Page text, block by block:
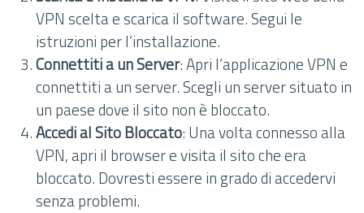
VPN scelta e scarica il software. Segui le
istruzioni per l’installazione.
Connettiti a un Server: Apri l’applicazione VPN e
connettiti a un server. Scegli un server situato in
un paese dove il sito non è bloccato.
Accedi al Sito Bloccato: Una volta connesso alla
VPN, apri il browser e visita il sito che era
bloccato. Dovresti essere in grado di accedervi
senza problemi.